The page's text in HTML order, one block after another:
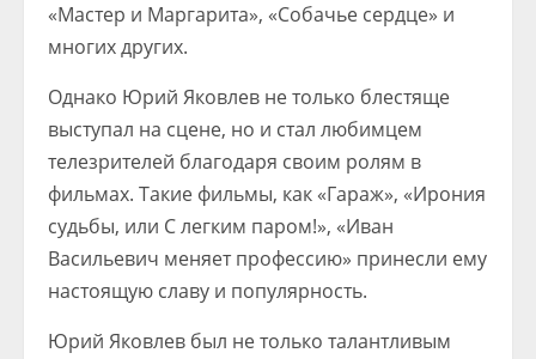
«Мастер и Маргарита», «Собачье сердце» и
многих других.
Однако Юрий Яковлев не только блестяще
выступал на сцене, но и стал любимцем
телезрителей благодаря своим ролям в
фильмах. Такие фильмы, как «Гараж», «Ирония
судьбы, или С легким паром!», «Иван
Васильевич меняет профессию» принесли ему
настоящую славу и популярность.
Юрий Яковлев был не только талантливым